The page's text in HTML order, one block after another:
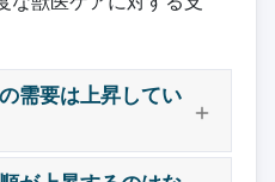
需要は上昇してい